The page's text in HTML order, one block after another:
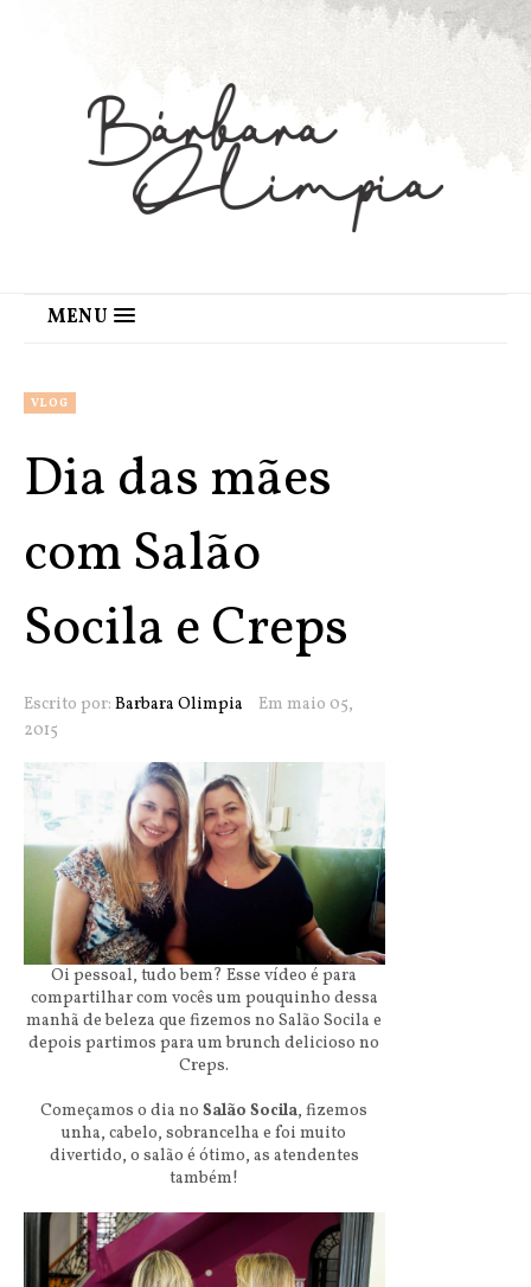
MENU
VLOG
Dia das mães
com Salão
Socila e Creps
Escrito por: Barbara Olimpia
Em maio 05,
2015
Oi pessoal, tudo bem? Esse vídeo é para
compartilhar com vocês um pouquinho dessa
manhã de beleza que fizemos no Salão Socila e
depois partimos para um brunch delicioso no
Creps.
Começamos o dia noSalão Socila, fizemos
unha, cabelo, sobrancelha e foi muito
divertido, o salão é ótimo, as atendentes
também!